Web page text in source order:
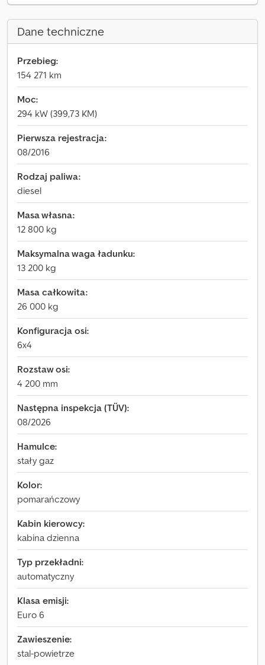
Dane techniczne
Przebieg:
154 271 km
Moc:
294 kW (399,73 KM)
Pierwsza rejestracja:
08/2016
Rodzaj paliwa:
diesel
Masa własna:
12 800 kg
Maksymalna waga ładunku:
13 200 kg
Masa całkowita:
26 000 kg
Konfiguracja osi:
6x4
Rozstaw osi:
4 200 mm
Następna inspekcja (TÜV):
08/2026
Hamulce:
stały gaz
Kolor:
pomarańczowy
Kabin kierowcy:
kabina dzienna
Typ przekładni:
automatyczny
Klasa emisji:
Euro 6
Zawieszenie:
stal-powietrze